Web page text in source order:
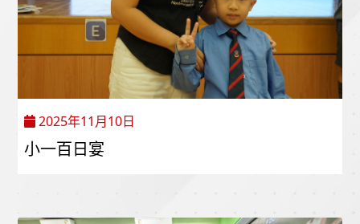
2025年11月10日
小一百日宴